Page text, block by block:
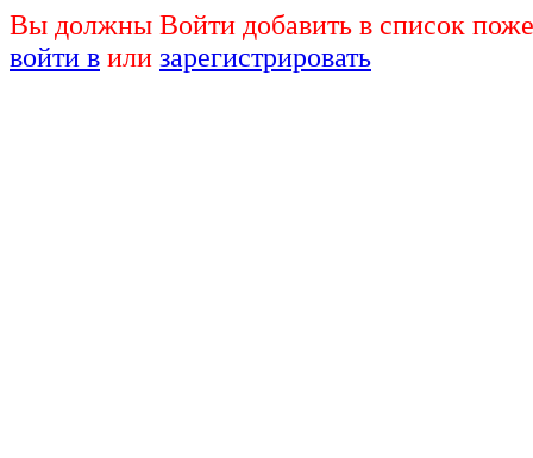
Вы должны Войти добавить в список
войти в или зарегистрировать